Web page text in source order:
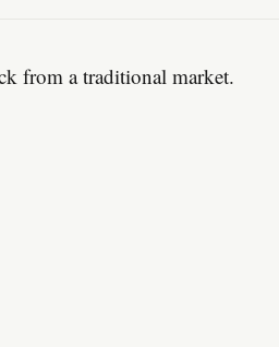
from a traditional market.